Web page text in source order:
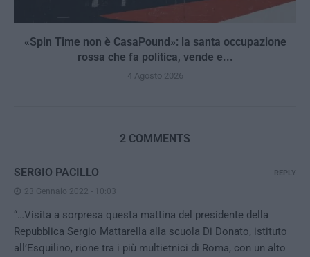
«Spin Time non è CasaPound»: la santa occupazione
rossa che fa politica, vende e...
4 Agosto 2026
2 COMMENTS
SERGIO PACILLO
23 Gennaio 2022 - 10:03
“…Visita a sorpresa questa mattina del presidente della
Repubblica Sergio Mattarella alla scuola Di Donato, istituto
all’Esquilino, rione tra i più multietnici di Roma, con un alto
REPLY